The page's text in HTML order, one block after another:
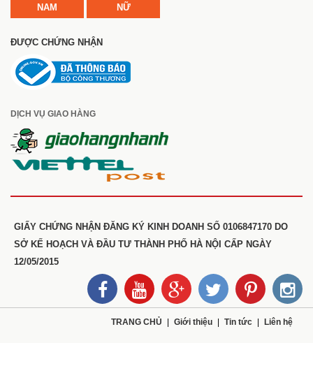
NAM NỮ
ĐƯỢC CHỨNG NHẬN
DỊCH VỤ GIAO HÀNG
GIẤY CHỨNG NHẬN ĐĂNG KÝ KINH DOANH SỐ 0106847170 DO
SỞ KẾ HOẠCH VÀ ĐẦU TƯ THÀNH PHỐ HÀ NỘI CẤP NGÀY
12/05/2015
TRANG CHỦ Giới thiệu Tin tức Liên hệ